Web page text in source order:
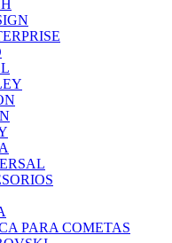
PARA COMETAS